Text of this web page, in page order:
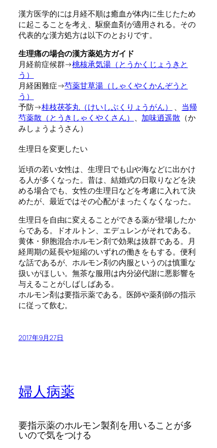
漢方医学的には月経不順は癒血が体内に生じたため
に起こることを考え、駆瘀血剤が適用される。その
代表的な漢方処方は以下のとおりです。
生理痛の場合の漢方薬処方ガイド
月経前症候群→桃核承気湯（とうかくじょうきと
う）
月経困難症→芍薬甘草湯（しゃくやくかんぞうと
う）
予防→桂枝茯苓丸（けいしぶくりょうがん） 、 当帰
芍薬散（とうきしゃくやくさん） 、 加味逍遥散 （か
みしょうようさん）
生理日を変更したい
近頃の若い女性は、生理日でも山や海などに出かけ
る人が多くなった。昔は、結婚式の日取りなどを決
める場合でも、女性の生理日などを考慮に入れて決
めたが、最近ではその心配がまったくなくなった。
生理日を自由に変えることができる薬が登場したか
らである。ドオルトン、エデュレンがそれである。
黄体・卵胞混合ホルモン剤で効果は抜群である。月
経周期の延長や短縮のいずれの働きをもする。便利
な話であるが、ホルモン剤の内服というのは慎重な
扱いがほしい。無茶な服用は内分泌代謝に悪影響を
与えることがしばしばある。
ホルモン剤は要指示薬である。医師や薬剤師の指示
に従って飲む。
2017年9月27日
婦人病薬
要指示薬のホルモン製剤を用いることが多
いので気をつける